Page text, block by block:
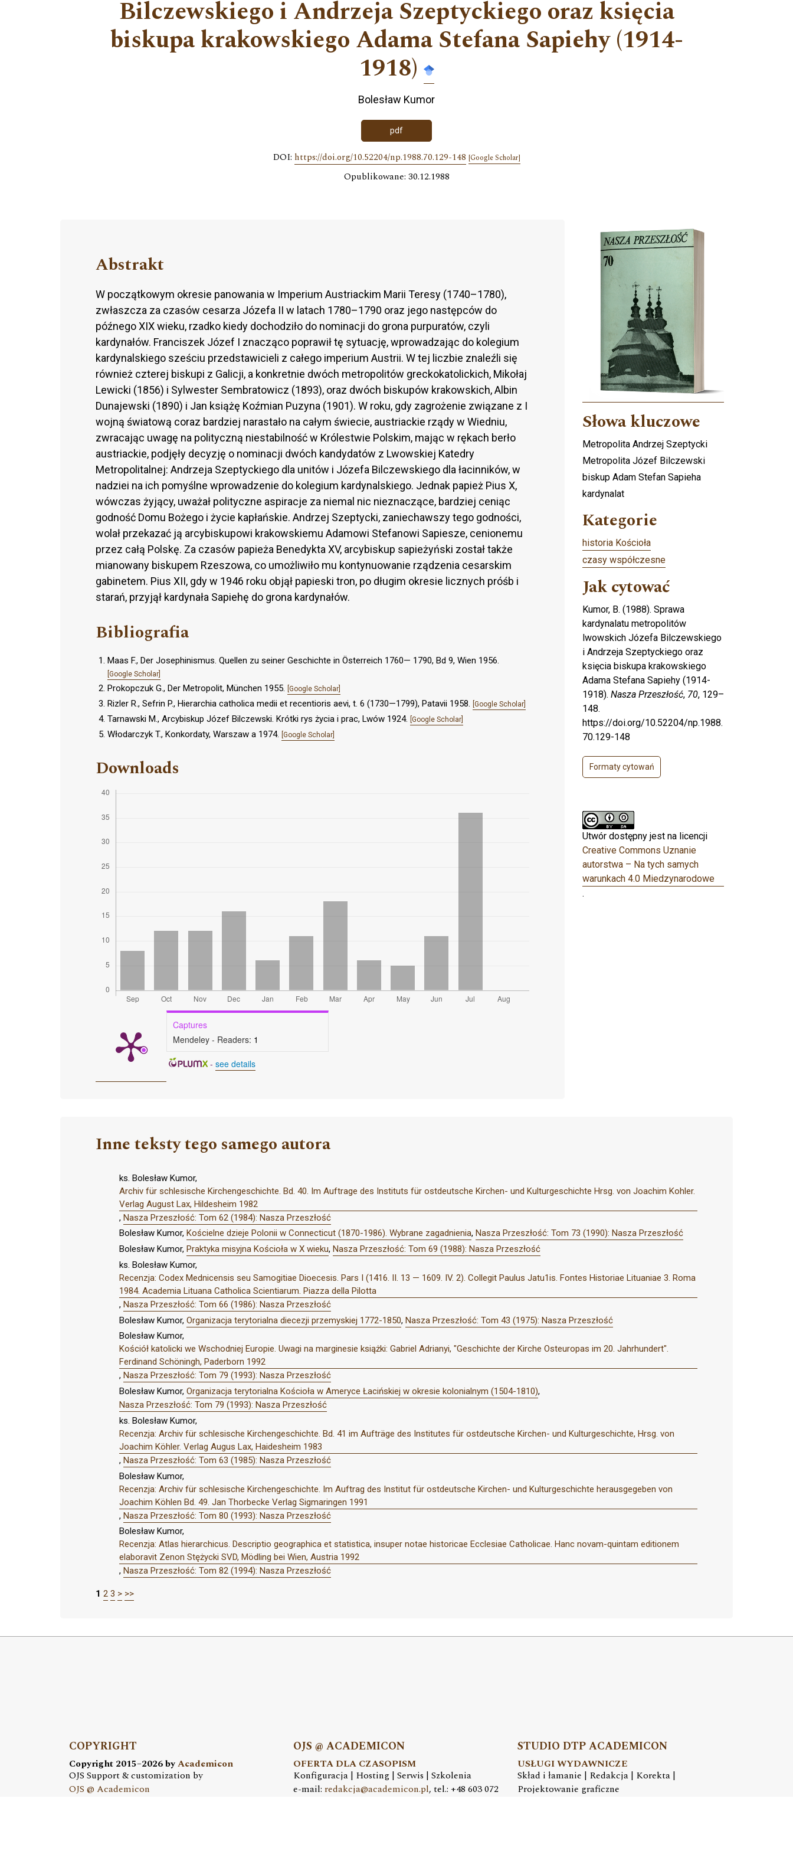
Bilczewskiego i Andrzeja Szeptyckiego oraz księcia
biskupa krakowskiego Adama Stefana Sapiehy (1914-
1918)
Bolesław Kumor
pdf
DOI: https://doi.org/10.52204/np.1988.70.129-148 [Google Scholar]
Opublikowane: 30.12.1988
Abstrakt
W początkowym okresie panowania w Imperium Austriackim Marii Teresy (1740–1780),
zwłaszcza za czasów cesarza Józefa II w latach 1780–1790 oraz jego następców do
późnego XIX wieku, rzadko kiedy dochodziło do nominacji do grona purpuratów, czyli
kardynałów. Franciszek Józef I znacząco poprawił tę sytuację, wprowadzając do kolegium
kardynalskiego sześciu przedstawicieli z całego imperium Austrii. W tej liczbie znaleźli się
również czterej biskupi z Galicji, a konkretnie dwóch metropolitów greckokatolickich, Mikołaj
Lewicki (1856) i Sylwester Sembratowicz (1893), oraz dwóch biskupów krakowskich, Albin
Dunajewski (1890) i Jan książę Koźmian Puzyna (1901). W roku, gdy zagrożenie związane z I
wojną światową coraz bardziej narastało na całym świecie, austriackie rządy w Wiedniu,
zwracając uwagę na polityczną niestabilność w Królestwie Polskim, mając w rękach berło
austriackie, podjęły decyzję o nominacji dwóch kandydatów z Lwowskiej Katedry
Metropolitalnej: Andrzeja Szeptyckiego dla unitów i Józefa Bilczewskiego dla łacinników, w
nadziei na ich pomyślne wprowadzenie do kolegium kardynalskiego. Jednak papież Pius X,
wówczas żyjący, uważał polityczne aspiracje za niemal nic nieznaczące, bardziej ceniąc
godność Domu Bożego i życie kapłańskie. Andrzej Szeptycki, zaniechawszy tego godności,
wolał przekazać ją arcybiskupowi krakowskiemu Adamowi Stefanowi Sapiesze, cenionemu
przez całą Polskę. Za czasów papieża Benedykta XV, arcybiskup sapieżyński został także
mianowany biskupem Rzeszowa, co umożliwiło mu kontynuowanie rządzenia cesarskim
gabinetem. Pius XII, gdy w 1946 roku objął papieski tron, po długim okresie licznych próśb i
starań, przyjął kardynała Sapiehę do grona kardynałów.
Bibliografia
Maas F., Der Josephinismus. Quellen zu seiner Geschichte in Österreich 1760— 1790, Bd 9, Wien 1956.
[Google Scholar]
Prokopczuk G., Der Metropolit, München 1955. [Google Scholar]
Rizler R., Sefrin P., Hierarchia catholica medii et recentioris aevi, t. 6 (1730—1799), Patavii 1958. [Google Scholar]
Tarnawski M., Arcybiskup Józef Bilczewski. Krótki rys życia i prac, Lwów 1924. [Google Scholar]
Włodarczyk T., Konkordaty, Warszaw a 1974. [Google Scholar]
Downloads
Captures
Mendeley - Readers: 1
- see details
Cover image
Słowa kluczowe
Metropolita Andrzej Szeptycki
Metropolita Józef Bilczewski
biskup Adam Stefan Sapieha
kardynalat
Kategorie
historia Kościoła
czasy współczesne
Jak cytować
Kumor, B. (1988). Sprawa
kardynalatu metropolitów
lwowskich Józefa Bilczewskiego
i Andrzeja Szeptyckiego oraz
księcia biskupa krakowskiego
Adama Stefana Sapiehy (1914-
1918). Nasza Przeszłość, 70, 129–
148.
https://doi.org/10.52204/np.1988.
70.129-148
Formaty cytowań
Utwór dostępny jest na licencji
Creative Commons Uznanie
autorstwa – Na tych samych
warunkach 4.0 Miedzynarodowe
.
Inne teksty tego samego autora
ks. Bolesław Kumor,
Archiv für schlesische Kirchengeschichte. Bd. 40. Im Auftrage des Instituts für ostdeutsche Kirchen- und Kulturgeschichte Hrsg. von Joachim Kohler.
Verlag August Lax, Hildesheim 1982
, Nasza Przeszłość: Tom 62 (1984): Nasza Przeszłość
Bolesław Kumor, Kościelne dzieje Polonii w Connecticut (1870-1986). Wybrane zagadnienia, Nasza Przeszłość: Tom 73 (1990): Nasza Przeszłość
Bolesław Kumor, Praktyka misyjna Kościoła w X wieku, Nasza Przeszłość: Tom 69 (1988): Nasza Przeszłość
ks. Bolesław Kumor,
Recenzja: Codex Mednicensis seu Samogitiae Dioecesis. Pars I (1416. II. 13 — 1609. IV. 2). Collegit Paulus Jatu1is. Fontes Historiae Lituaniae 3. Roma
1984. Academia Lituana Catholica Scientiarum. Piazza della Pilotta
, Nasza Przeszłość: Tom 66 (1986): Nasza Przeszłość
Bolesław Kumor, Organizacja terytorialna diecezji przemyskiej 1772-1850, Nasza Przeszłość: Tom 43 (1975): Nasza Przeszłość
Bolesław Kumor,
Kościół katolicki we Wschodniej Europie. Uwagi na marginesie książki: Gabriel Adrianyi, "Geschichte der Kirche Osteuropas im 20. Jahrhundert".
Ferdinand Schöningh, Paderborn 1992
, Nasza Przeszłość: Tom 79 (1993): Nasza Przeszłość
Bolesław Kumor, Organizacja terytorialna Kościoła w Ameryce Łacińskiej w okresie kolonialnym (1504-1810),
Nasza Przeszłość: Tom 79 (1993): Nasza Przeszłość
ks. Bolesław Kumor,
Recenzja: Archiv für schlesische Kirchengeschichte. Bd. 41 im Aufträge des Institutes für ostdeutsche Kirchen- und Kulturgeschichte, Hrsg. von
Joachim Köhler. Verlag Augus Lax, Haidesheim 1983
, Nasza Przeszłość: Tom 63 (1985): Nasza Przeszłość
Bolesław Kumor,
Recenzja: Archiv für schlesische Kirchengeschichte. Im Auftrag des Institut für ostdeutsche Kirchen- und Kulturgeschichte herausgegeben von
Joachim Köhlen Bd. 49. Jan Thorbecke Verlag Sigmaringen 1991
, Nasza Przeszłość: Tom 80 (1993): Nasza Przeszłość
Bolesław Kumor,
Recenzja: Atlas hierarchicus. Descriptio geographica et statistica, insuper notae historicae Ecclesiae Catholicae. Hanc novam-quintam editionem
elaboravit Zenon Stężycki SVD, Mödling bei Wien, Austria 1992
, Nasza Przeszłość: Tom 82 (1994): Nasza Przeszłość
1 2 3 > >>
COPYRIGHT
Copyright 2015–2026 byAcademicon
OJS Support & customization by
OJS @ Academicon
OJS @ ACADEMICON
OFERTA DLA CZASOPISM
Konfiguracja | Hosting | Serwis | Szkolenia
e-mail: redakcja@academicon.pl, tel.: +48 603 072
STUDIO DTP ACADEMICON
USŁUGI WYDAWNICZE
Skład i łamanie | Redakcja | Korekta |
Projektowanie graficzne